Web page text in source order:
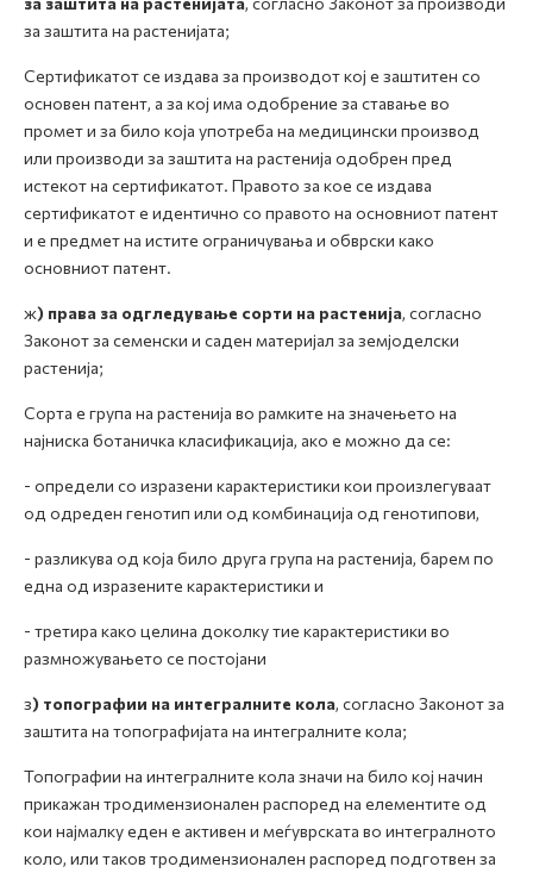
за заштита на растенијата;
Сертификатот се издава за производот кој е заштитен со
основен патент, а за кој има одобрение за ставање во
промет и за било која употреба на медицински производ
или производи за заштита на растенија одобрен пред
истекот на сертификатот. Правото за кое се издава
сертификатот е идентично со правото на основниот патент
и е предмет на истите ограничувања и обврски како
основниот патент.
ж) права за одгледување сорти на растенија, согласно
Законот за семенски и саден материјал за земјоделски
растенија;
Сорта е група на растенија во рамките на значењето на
најниска ботаничка класификација, ако е можно да се:
- определи со изразени карактеристики кои произлегуваат
од одреден генотип или од комбинација од генотипови,
- разликува од која било друга група на растенија, барем по
една од изразените карактеристики и
- третира како целина доколку тие карактеристики во
размножувањето се постојани
з) топографии на интегралните кола, согласно Законот за
заштита на топографијата на интегралните кола;
Топографии на интегралните кола значи на било кој начин
прикажан тродимензионален распоред на елементите од
кои најмалку еден е активен и меѓуврската во интегралното
коло, или таков тродимензионален распоред подготвен за